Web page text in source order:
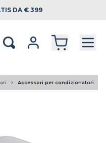
DA € 399
Accessori per condizionatori